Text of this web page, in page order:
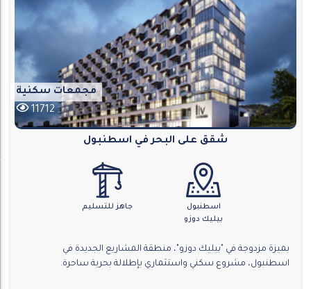
مجمعات سكنية
11712
شقق على البحر في اسطنبول
اسطنبول
بيليك دوزو
جاهز للتسليم
بميزة مزدوجة في "بيليك دوزو"، منطقة المشاريع الجديدة في
اسطنبول، مشروع سكني واستثماري بإطلالة بحرية ساحرة.